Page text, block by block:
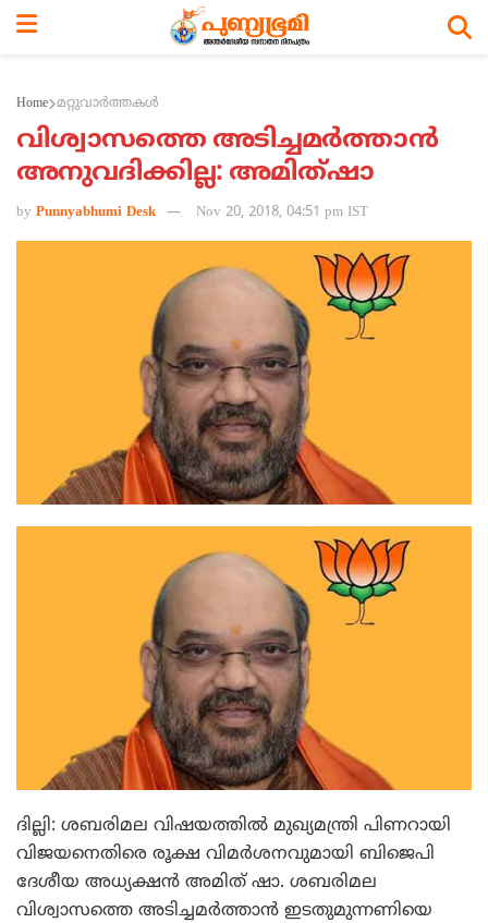
Home മറ്റുവാര്‍ത്തകള്‍
വിശ്വാസത്തെ അടിച്ചമര്‍ത്താന്‍
അനുവദിക്കില്ല: അമിത്ഷാ
by Punnyabhumi Desk Nov 20, 2018, 04:51 pm IST
ദില്ലി: ശബരിമല വിഷയത്തില്‍ മുഖ്യമന്ത്രി പിണറായി
വിജയനെതിരെ രൂക്ഷ വിമര്‍ശനവുമായി ബിജെപി
ദേശീയ അധ്യക്ഷന്‍ അമിത് ഷാ. ശബരിമല
വിശ്വാസത്തെ അടിച്ചമര്‍ത്താന്‍ ഇടതുമുന്നണിയെ